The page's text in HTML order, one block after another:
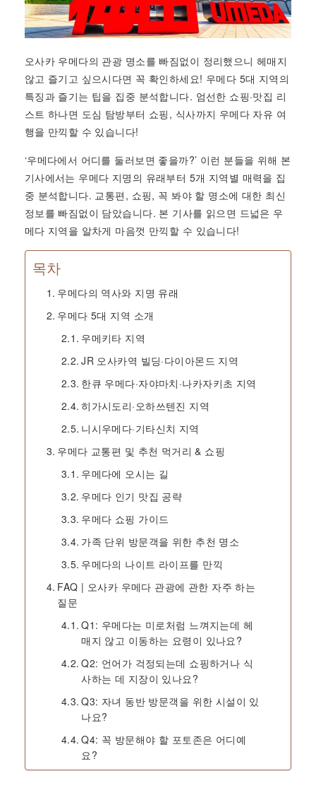
오사카 우메다의 관광 명소를 빠짐없이 정리했으니 헤매지
않고 즐기고 싶으시다면 꼭 확인하세요! 우메다 5대 지역의
특징과 즐기는 팁을 집중 분석합니다. 엄선한 쇼핑·맛집 리
스트 하나면 도심 탐방부터 쇼핑, 식사까지 우메다 자유 여
행을 만끽할 수 있습니다!
‘우메다에서 어디를 둘러보면 좋을까?’ 이런 분들을 위해 본
기사에서는 우메다 지명의 유래부터 5개 지역별 매력을 집
중 분석합니다. 교통편, 쇼핑, 꼭 봐야 할 명소에 대한 최신
정보를 빠짐없이 담았습니다. 본 기사를 읽으면 드넓은 우
메다 지역을 알차게 마음껏 만끽할 수 있습니다!
목차
우메다의 역사와 지명 유래
우메다 5대 지역 소개
우메키타 지역
JR 오사카역 빌딩·다이아몬드 지역
한큐 우메다·자야마치·나카자키초 지역
히가시도리·오하쓰텐진 지역
니시우메다·기타신치 지역
우메다 교통편 및 추천 먹거리 & 쇼핑
우메다에 오시는 길
우메다 인기 맛집 공략
우메다 쇼핑 가이드
가족 단위 방문객을 위한 추천 명소
우메다의 나이트 라이프를 만끽
FAQ | 오사카 우메다 관광에 관한 자주 하는
질문
Q1: 우메다는 미로처럼 느껴지는데 헤
매지 않고 이동하는 요령이 있나요?
Q2: 언어가 걱정되는데 쇼핑하거나 식
사하는 데 지장이 있나요?
Q3: 자녀 동반 방문객을 위한 시설이 있
나요?
Q4: 꼭 방문해야 할 포토존은 어디예
요?